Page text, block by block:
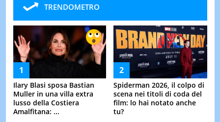
TRENDOMETRO
Ilary Blasi sposa Bastian
Muller in una villa extra
lusso della Costiera
Amalfitana: ...
Spiderman 2026, il colpo di
scena nei titoli di coda del
film: lo hai notato anche
tu?